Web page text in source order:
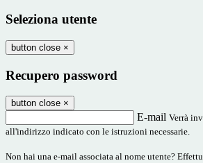
Seleziona utente
button close ×
Recupero password
button close ×
E-mail Verrà
all'indirizzo indicato con le istruzioni necessarie.
Non hai una e-mail associata al nome utente?